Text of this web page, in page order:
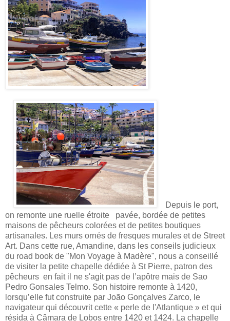
Depuis le port,
on remonte une ruelle étroite pavée, bordée de petites
maisons de pêcheurs colorées et de petites boutiques
artisanales. Les murs ornés de fresques murales et de Street
Art. Dans cette rue, Amandine, dans les conseils judicieux
du road book de "Mon Voyage à Madère", nous a conseillé
de visiter la petite chapelle dédiée à St Pierre, patron des
pêcheurs en fait il ne s'agit pas de l’apôtre mais de Sao
Pedro Gonsales Telmo. Son histoire remonte à 1420,
lorsqu’elle fut construite par João Gonçalves Zarco, le
navigateur qui découvrit cette « perle de l'Atlantique » et qui
résida à Câmara de Lobos entre 1420 et 1424. La chapelle